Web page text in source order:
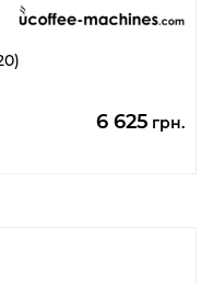
6 625 грн.